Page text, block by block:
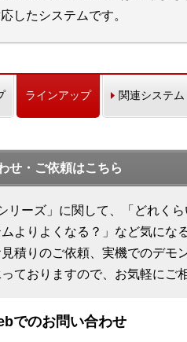
したシステムです。
ラインアップ 関連システム
せ・ご依頼はこちら
シリーズ」に関して、「どれく
ムよりよくなる？」など気にな
積りのご依頼、実機でのデモ
ておりますので、お気軽にご
でのお問い合わせ